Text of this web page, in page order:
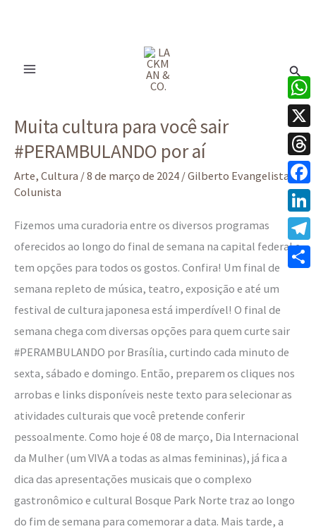
Muita cultura para você sair
#PERAMBULANDO por aí
Arte, Cultura /8 de março de 2024 /Gilberto Evangelista -
Colunista
Fizemos uma curadoria entre os diversos programas
oferecidos ao longo do final de semana na capital federal e
tem opções para todos os gostos. Confira! Um final de
semana repleto de música, teatro, exposição e até um
festival de cultura japonesa está imperdível! O final de
semana chega com diversas opções para quem curte sair
#PERAMBULANDO por Brasília, curtindo cada minuto de
sexta, sábado e domingo. Então, preparem os cliques nos
arrobas e links disponíveis neste texto para selecionar as
atividades culturais que você pretende conferir
pessoalmente. Como hoje é 08 de março, Dia Internacional
da Mulher (um VIVA a todas as almas femininas), já fica a
dica das apresentações musicais que o complexo
gastronômico e cultural Bosque Park Norte traz ao longo
do fim de semana para comemorar a data. Mais tarde, a
cultura
para
você
sair
por
aí
X